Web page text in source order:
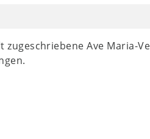
zugeschriebene Ave Maria-